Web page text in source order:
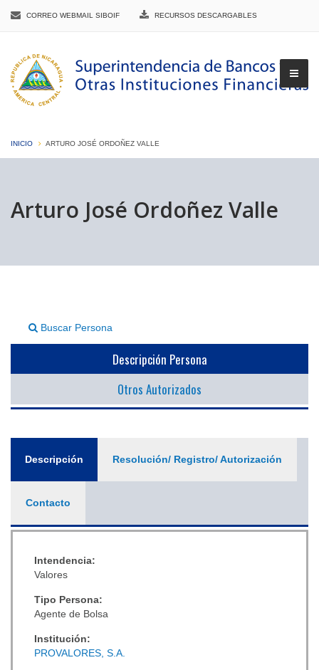
CORREO WEBMAIL SIBOIF RECURSOS DESCARGABLES
INICIO ARTURO JOSÉ ORDOÑEZ VALLE
Arturo José Ordoñez Valle
Buscar Persona
Descripción Persona
Otros Autorizados
Descripción (solapaResolución/ Registro/ Autorización
Contacto
Intendencia:
Valores
Tipo Persona:
Agente de Bolsa
Institución:
PROVALORES, S.A.